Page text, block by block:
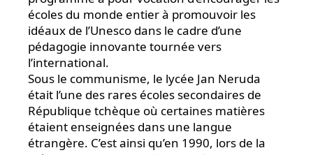
écoles du monde entier à promouvoir les
idéaux de l’Unesco dans le cadre d’une
pédagogie innovante tournée vers
l’international.
Sous le communisme, le lycée Jan Neruda
était l’une des rares écoles secondaires de
République tchèque où certaines matières
étaient enseignées dans une langue
étrangère. C’est ainsi qu’en 1990, lors de la